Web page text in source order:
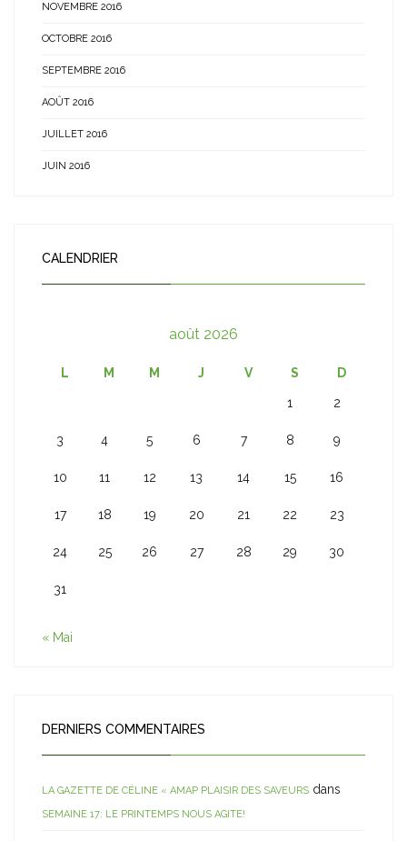
NOVEMBRE 2016
OCTOBRE 2016
SEPTEMBRE 2016
AOÛT 2016
JUILLET 2016
JUIN 2016
CALENDRIER
août 2026
L M M J V S D
1 2
3 4 5 6 7 8 9
10 11 12 13 14 15 16
17 18 19 20 21 22 23
24 25 26 27 28 29 30
31
« Mai
DERNIERS COMMENTAIRES
LA GAZETTE DE CÉLINE « AMAP PLAISIR DES SAVEURS dans
SEMAINE 17: LE PRINTEMPS NOUS AGITE!